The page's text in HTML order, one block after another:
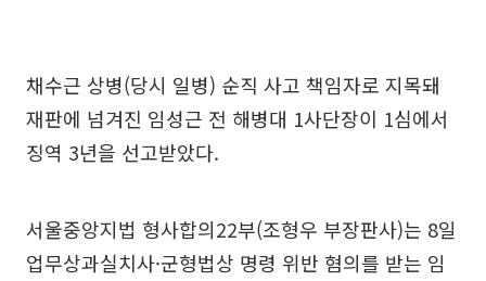
채수근 상병(당시 일병) 순직 사고 책임자로 지목돼
재판에 넘겨진 임성근 전 해병대 1사단장이 1심에서
징역 3년을 선고받았다.
서울중앙지법 형사합의22부(조형우 부장판사)는 8일
업무상과실치사·군형법상 명령 위반 혐의를 받는 임